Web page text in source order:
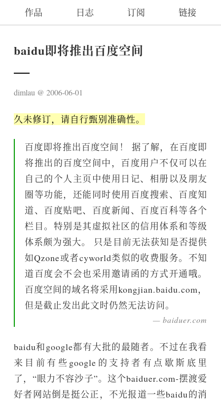
作品 日志 订阅 链接
baidu即将推出百度空间
dimlau 2006-06-01
久未修订，请自行甄别准确性。
百度即将推出百度空间！ 据了解，在百度即
将推出的百度空间中，百度用户不仅可以在
自己的个人主页中使用日记、相册以及朋友
圈等功能，还能同时使用百度搜索、百度知
道、百度贴吧、百度新闻、百度百科等各个
栏目。特别是其虚拟社区的信用体系和等级
体系颇为强大。 只是目前无法获知是否提供
如Qzone或者cyworld类似的收费服务。不知
道百度会不会也采用邀请函的方式开通哦。
百度空间的域名将采用kongjian.baidu.com，
但是截止发出此文时仍然无法访问。
baiduer.com
baidu和google都有大批的最随者。不过在我看
来目前有些google的支持者有点歇斯底里
了，“眼力不容沙子”。这个baiduer.com-摆渡爱
好者网站倒是挺公正，不光报道一些baidu的消